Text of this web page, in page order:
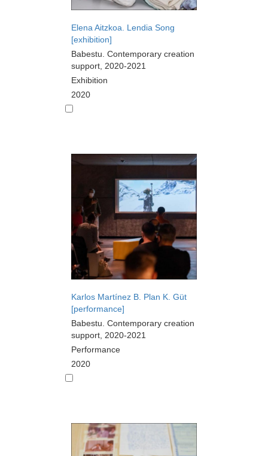
Elena Aitzkoa. Lendia Song
[exhibition]
Babestu. Contemporary creation
support, 2020-2021
Exhibition
2020
Karlos Martínez B. Plan K. Güt
[performance]
Babestu. Contemporary creation
support, 2020-2021
Performance
2020